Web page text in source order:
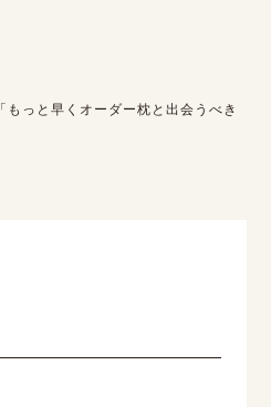
「もっと早くオーダー枕と出会うべき